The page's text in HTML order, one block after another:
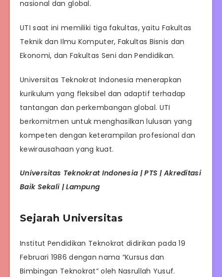
nasional dan global.
UTI saat ini memiliki tiga fakultas, yaitu Fakultas
Teknik dan Ilmu Komputer, Fakultas Bisnis dan
Ekonomi, dan Fakultas Seni dan Pendidikan.
Universitas Teknokrat Indonesia menerapkan
kurikulum yang fleksibel dan adaptif terhadap
tantangan dan perkembangan global. UTI
berkomitmen untuk menghasilkan lulusan yang
kompeten dengan keterampilan profesional dan
kewirausahaan yang kuat.
Universitas Teknokrat Indonesia | PTS | Akreditasi
Baik Sekali | Lampung
Sejarah Universitas
Institut Pendidikan Teknokrat didirikan pada 19
Februari 1986 dengan nama “Kursus dan
Bimbingan Teknokrat” oleh Nasrullah Yusuf.